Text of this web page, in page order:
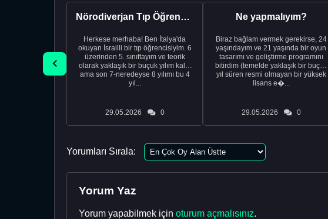
Nörodiverjan Tıp Öğrencisi Yeni Bir Yol Arıyor
Herkese merhaba! Ben İtalya'da
okuyan İsrailli bir tıp öğrencisiyim. 6
üzerinden 5. sınıftayım ve teorik
olarak yaklaşık bir buçuk yılım kaldı
ama son 7-neredeyse 8 yılımı bu 4
yıl...
29.05.2026 0
Ne yapmalıyım?
Biraz bağlam vermek gerekirse, 24
yaşındayım ve 21 yaşında bir oyun
tasarımı ve geliştirme programını
bitirdim (temelde yaklaşık bir buçuk
yıl süren resmi olmayan bir yüksek
lisans e�...
29.05.2026 0
Yorumları Sırala:
Yorum Yaz
Yorum yapabilmek için oturum açmalısınız.